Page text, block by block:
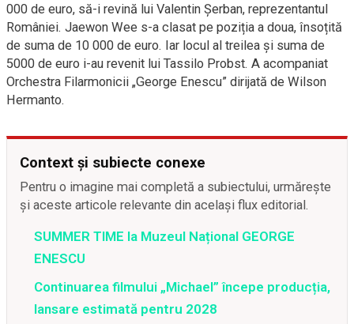
000 de euro, să-i revină lui Valentin Șerban, reprezentantul
României. Jaewon Wee s-a clasat pe poziția a doua, însoțită
de suma de 10 000 de euro. Iar locul al treilea și suma de
5000 de euro i-au revenit lui Tassilo Probst. A acompaniat
Orchestra Filarmonicii „George Enescu” dirijată de Wilson
Hermanto.
Context și subiecte conexe
Pentru o imagine mai completă a subiectului, urmărește
și aceste articole relevante din același flux editorial.
SUMMER TIME la Muzeul Național GEORGE
ENESCU
Continuarea filmului „Michael” începe producția,
lansare estimată pentru 2028